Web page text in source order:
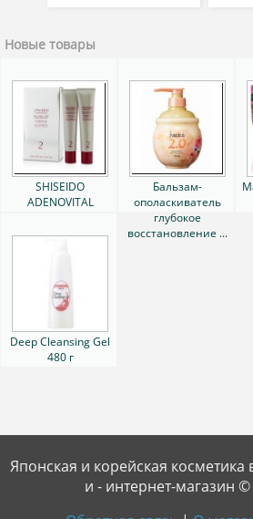
Новые товары
SHISEIDO
ADENOVITAL
Бальзам-
ополаскиватель
глубокое
восстановление ...
Deep Cleansing Gel
480 г
Японская и корейская
и - интернет-магазин